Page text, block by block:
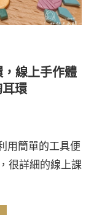
線上手作體
環
用簡單的工具便
很詳細的線上課